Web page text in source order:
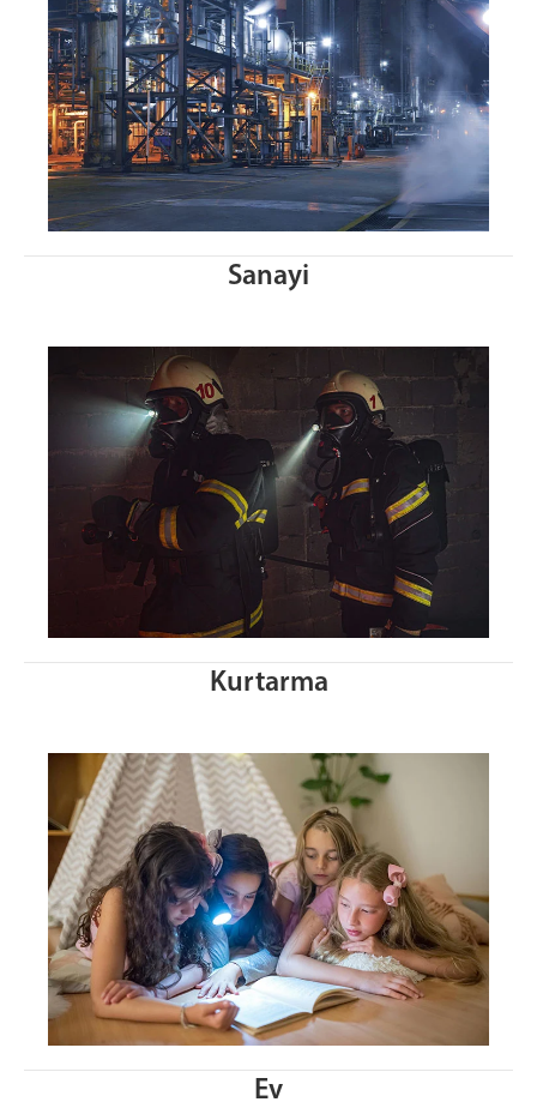
Sanayi
Kurtarma
Ev